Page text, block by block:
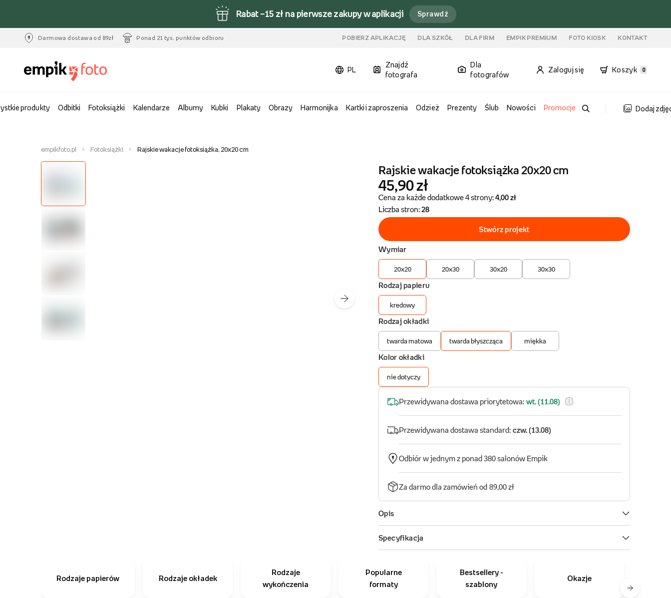
Rabat –15 zł na pierwsze zakupy w aplikacji Sprawdź
Darmowa dostawa od 89zł Ponad 21 tys. punktów odbioru POBIERZ APLIKACJĘ DLA SZKÓŁ DLA FIRM EMPIK PREMIUM FOTO KIOSK KONTAKT
PL
Znajdź
fotografa
Dla
fotografów
Zaloguj się Koszyk 0
produkty Odbitki Fotoksiążki Kalendarze Albumy Kubki Plakaty Obrazy Harmonijka Kartki i zaproszenia Odzież Prezenty Ślub Nowości Promocje Dodaj
empikfoto.pl Fotoksiążki Rajskie wakacje fotoksiążka, 20x20 cm
Rodzaje papierów Rodzaje okładek
Rodzaje
wykończenia
Popularne
formaty
Bestsellery -
szablony
Okazje